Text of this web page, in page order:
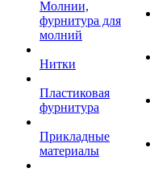
Молнии,
фурнитура для
молний
Нитки
Пластиковая
фурнитура
Прикладные
материалы